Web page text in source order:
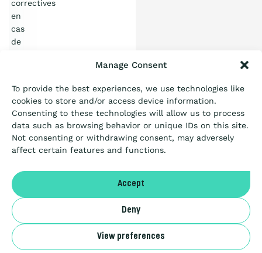
Manage Consent
To provide the best experiences, we use technologies like
cookies to store and/or access device information.
Consenting to these technologies will allow us to process
data such as browsing behavior or unique IDs on this site.
Not consenting or withdrawing consent, may adversely
affect certain features and functions.
Accept
Deny
View preferences
correctives
en
cas
de
PDF
document
1.04
MB
Guide
belge
pour
les
Certification
Passation de marché
Articles
A propos
NL